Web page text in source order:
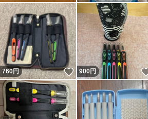
760円 いいね！
900円